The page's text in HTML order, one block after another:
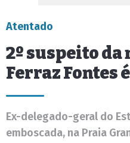
Atentado
2º suspeito da
Ferraz Fontes
Ex-delegado-geral do
emboscada, na Praia